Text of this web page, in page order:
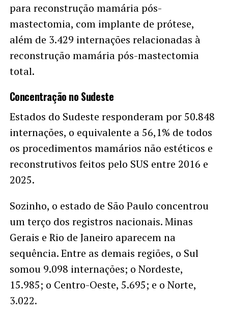
para reconstrução mamária pós-
mastectomia, com implante de prótese,
além de 3.429 internações relacionadas à
reconstrução mamária pós-mastectomia
total.
Concentração no Sudeste
Estados do Sudeste responderam por 50.848
internações, o equivalente a 56,1% de todos
os procedimentos mamários não estéticos e
reconstrutivos feitos pelo SUS entre 2016 e
2025.
Sozinho, o estado de São Paulo concentrou
um terço dos registros nacionais. Minas
Gerais e Rio de Janeiro aparecem na
sequência. Entre as demais regiões, o Sul
somou 9.098 internações; o Nordeste,
15.985; o Centro-Oeste, 5.695; e o Norte,
3.022.